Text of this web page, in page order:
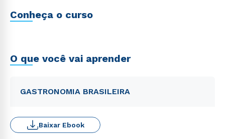
Conheça o curso
O que você vai aprender
GASTRONOMIA BRASILEIRA
Baixar Ebook